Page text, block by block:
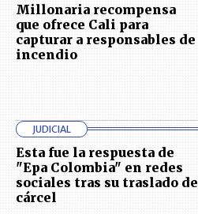
Millonaria recompensa
que ofrece Cali para
capturar a responsables de
incendio
JUDICIAL
Esta fue la respuesta de
"Epa Colombia" en redes
sociales tras su traslado de
cárcel